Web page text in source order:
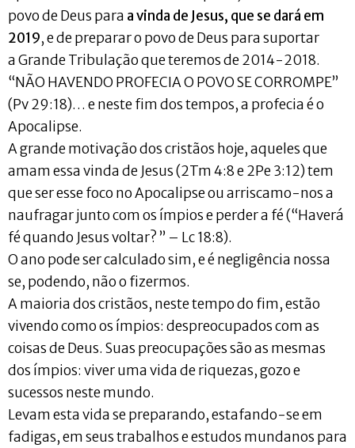
povo de Deus para a vinda de Jesus, que se dará em
2019, e de preparar o povo de Deus para suportar
a Grande Tribulação que teremos de 2014-2018.
“NÃO HAVENDO PROFECIA O POVO SE CORROMPE”
(Pv 29:18)… e neste fim dos tempos, a profecia é o
Apocalipse.
A grande motivação dos cristãos hoje, aqueles que
amam essa vinda de Jesus (2Tm 4:8 e 2Pe 3:12) tem
que ser esse foco no Apocalipse ou arriscamo-nos a
naufragar junto com os ímpios e perder a fé (“Haverá
fé quando Jesus voltar? ” – Lc 18:8).
O ano pode ser calculado sim, e é negligência nossa
se, podendo, não o fizermos.
A maioria dos cristãos, neste tempo do fim, estão
vivendo como os ímpios: despreocupados com as
coisas de Deus. Suas preocupações são as mesmas
dos ímpios: viver uma vida de riquezas, gozo e
sucessos neste mundo.
Levam esta vida se preparando, estafando-se em
fadigas, em seus trabalhos e estudos mundanos para